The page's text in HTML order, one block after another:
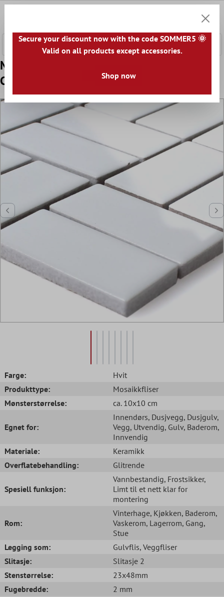
Mønster fra Mosaikkfliser Keramikk
Cristianos Hvit Glitrende
Farge:
Hvit
Produkttype:
Mosaikkfliser
Mønsterstørrelse:
ca. 10x10 cm
Egnet for:
Innendørs, Dusjvegg, Dusjgulv,
Vegg, Utvendig, Gulv, Baderom,
Innvendig
Materiale:
Keramikk
Overflatebehandling:
Glitrende
Spesiell funksjon:
Vannbestandig, Frostsikker,
Limt til et nett klar for
montering
Rom:
Vinterhage, Kjøkken, Baderom,
Vaskerom, Lagerrom, Gang,
Stue
Legging som:
Gulvflis, Veggfliser
Slitasje:
Slitasje 2
Stenstørrelse:
23x48mm
Fugebredde:
2 mm
Secure your discount now with the code SOMMER5 🌞
Valid on all products except accessories.
Shop now